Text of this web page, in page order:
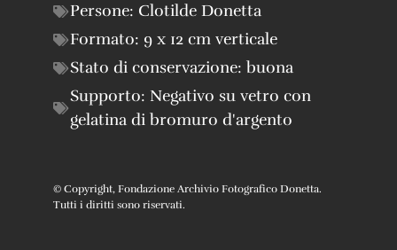
Persone: Clotilde Donetta
Formato: 9 x 12 cm verticale
Stato di conservazione: buona
Supporto: Negativo su vetro con
gelatina di bromuro d'argento
© Copyright, Fondazione Archivio Fotografico Donetta.
Tutti i diritti sono riservati.